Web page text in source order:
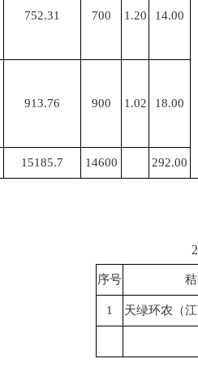
752.31 700 1.20 14.00
913.76 900 1.02 18.00
15185.7 14600 292.00
序号
1 天绿环农（